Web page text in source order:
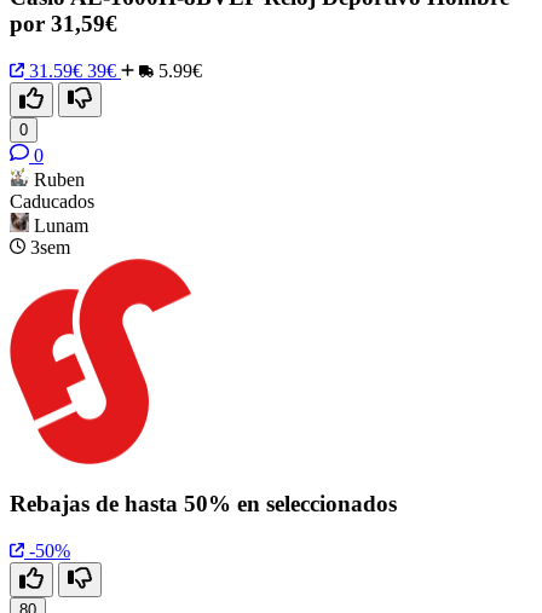
por 31,59€
31.59€ 39€ 5.99€
0
0
Ruben
Caducados
Lunam
3sem
Rebajas de hasta 50% en seleccionados
-50%